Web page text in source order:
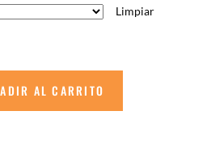
Limpiar
AL CARRITO